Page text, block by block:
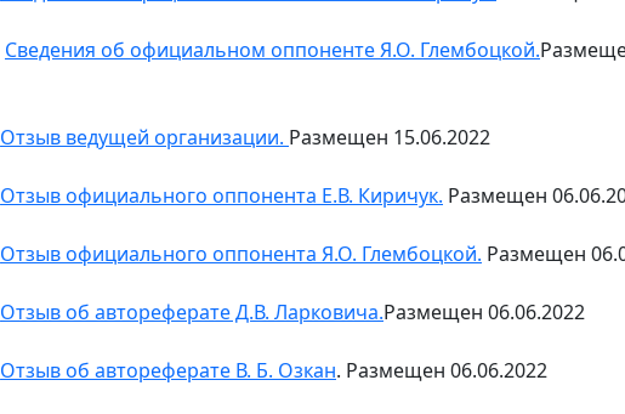
Сведения об официальном оппоненте Я.О. Глембоцкой.
Отзыв ведущей организации. Размещен 15.06.2022
Отзыв официального оппонента Е.В. Киричук. Размещен
Отзыв официального оппонента Я.О. Глембоцкой. Размещен
Отзыв об автореферате Д.В. Ларковича.Размещен 06.06.2022
Отзыв об автореферате В. Б. Озкан. Размещен 06.06.2022